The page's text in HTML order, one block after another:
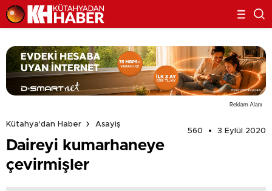
Reklam Alanı
Kütahya'dan Haber
Asayiş
560
3 Eylül 2020
Daireyi kumarhaneye
çevirmişler